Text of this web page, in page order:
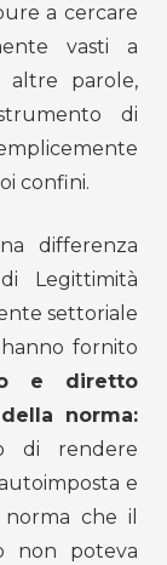
a cercare
vasti a
altre parole,
di
confini.
differenza
Legittimità
settoriale
fornito
e diretto
norma:
di rendere
e
che il
non poteva